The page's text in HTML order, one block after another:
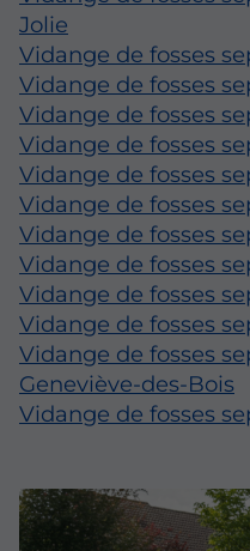
Jolie
Vidange de fosses
Vidange de fosses
Vidange de fosses
Vidange de fosses
Vidange de fosses
Vidange de fosses
Vidange de fosses
Vidange de fosses
Vidange de fosses
Vidange de fosses
Vidange de fosses
Geneviève-des-Bois
Vidange de fosses